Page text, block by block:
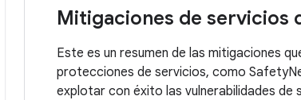
Mitigaciones de servicios
Este es un resumen de las mitigaciones
protecciones de servicios, como
explotar con éxito las vulnerabilidades de